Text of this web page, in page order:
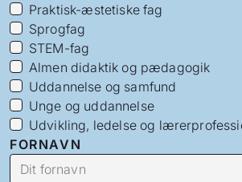
Praktisk-æstetiske fag
Sprogfag
STEM-fag
Almen didaktik og pædagogik
Uddannelse og samfund
Unge og uddannelse
Udvikling, ledelse og
FORNAVN